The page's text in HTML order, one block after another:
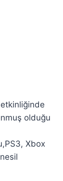
olduğu
Xbox